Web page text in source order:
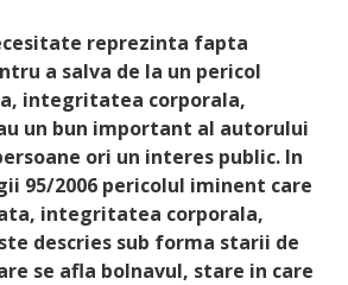
reprezinta fapta
a salva de la un pericol
integritatea corporala,
un bun important al autorului
ori un interes public. In
95/2006 pericolul iminent care
integritatea corporala,
descries sub forma starii de
se afla bolnavul, stare in care